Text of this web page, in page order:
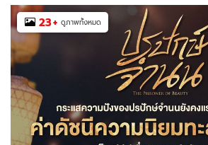
23+ ดูภาพทั้งหมด